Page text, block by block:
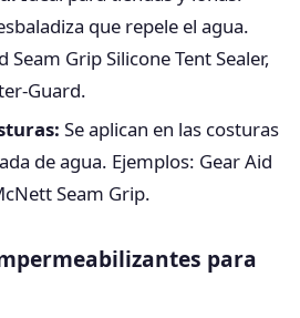
que repele el agua.
Seam Grip Silicone Tent Sealer,
Guard.
Se aplican en las costuras
de agua. Ejemplos: Gear Aid
Seam Grip.
para